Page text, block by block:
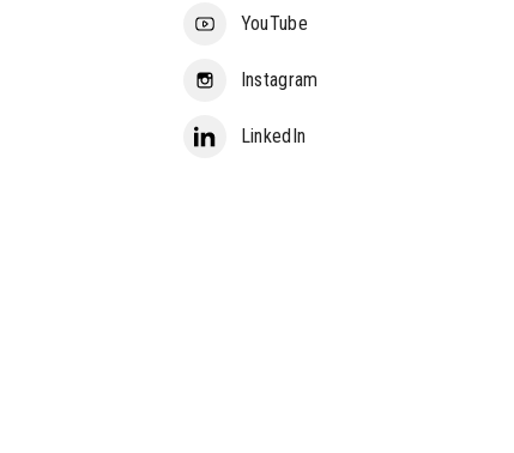
YouTube
Instagram
LinkedIn